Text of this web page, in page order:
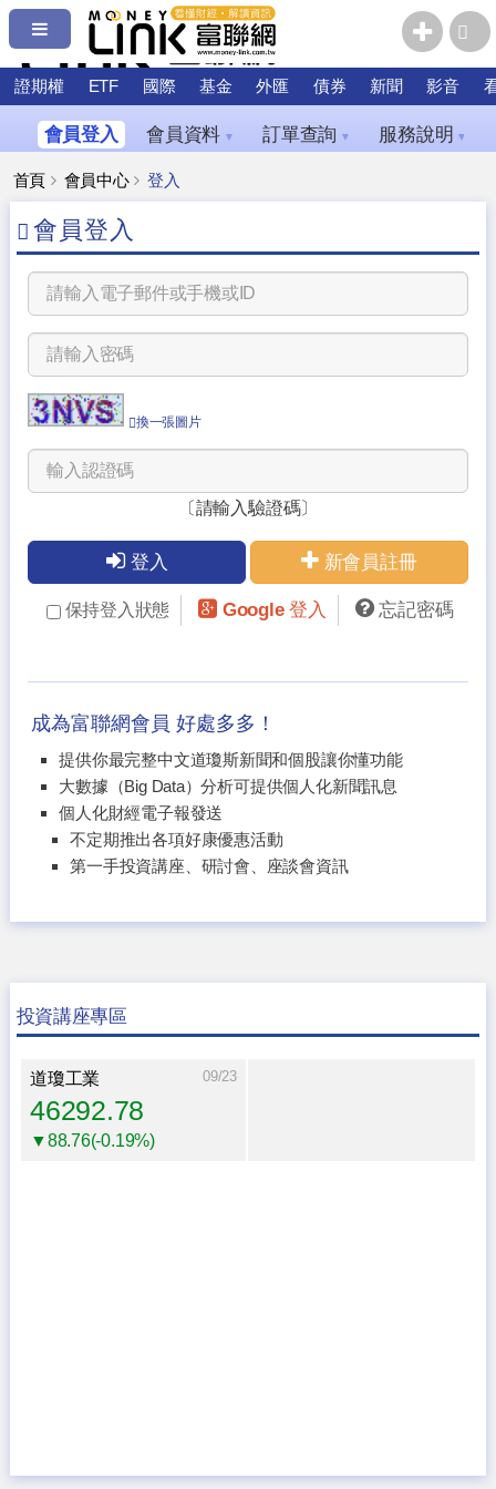
證期權 ETF 國際 基金 外匯 債券 新聞 影音
會員登入 會員資料 ▼ 訂單查詢 ▼ 服務說明 ▼
首頁 會員中心 登入
會員登入
換一張圖片
〔請輸入驗證碼〕
登入 新會員註冊
保持登入狀態 Google 登入 忘記密碼
成為富聯網會員 好處多多！
提供你最完整中文道瓊斯新聞和個股讓你懂功能
大數據（Big Data）分析可提供個人化新聞訊息
個人化財經電子報發送
不定期推出各項好康優惠活動
第一手投資講座、研討會、座談會資訊
投資講座專區
道瓊工業 09/23
46292.78
▼88.76(-0.19%)